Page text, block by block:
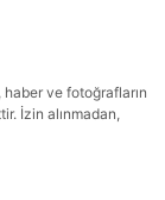
ve fotoğrafların
İzin alınmadan,